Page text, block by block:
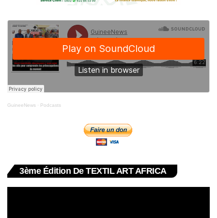
GuineeNews · Podcasts
3ème Édition De TEXTIL ART AFRICA